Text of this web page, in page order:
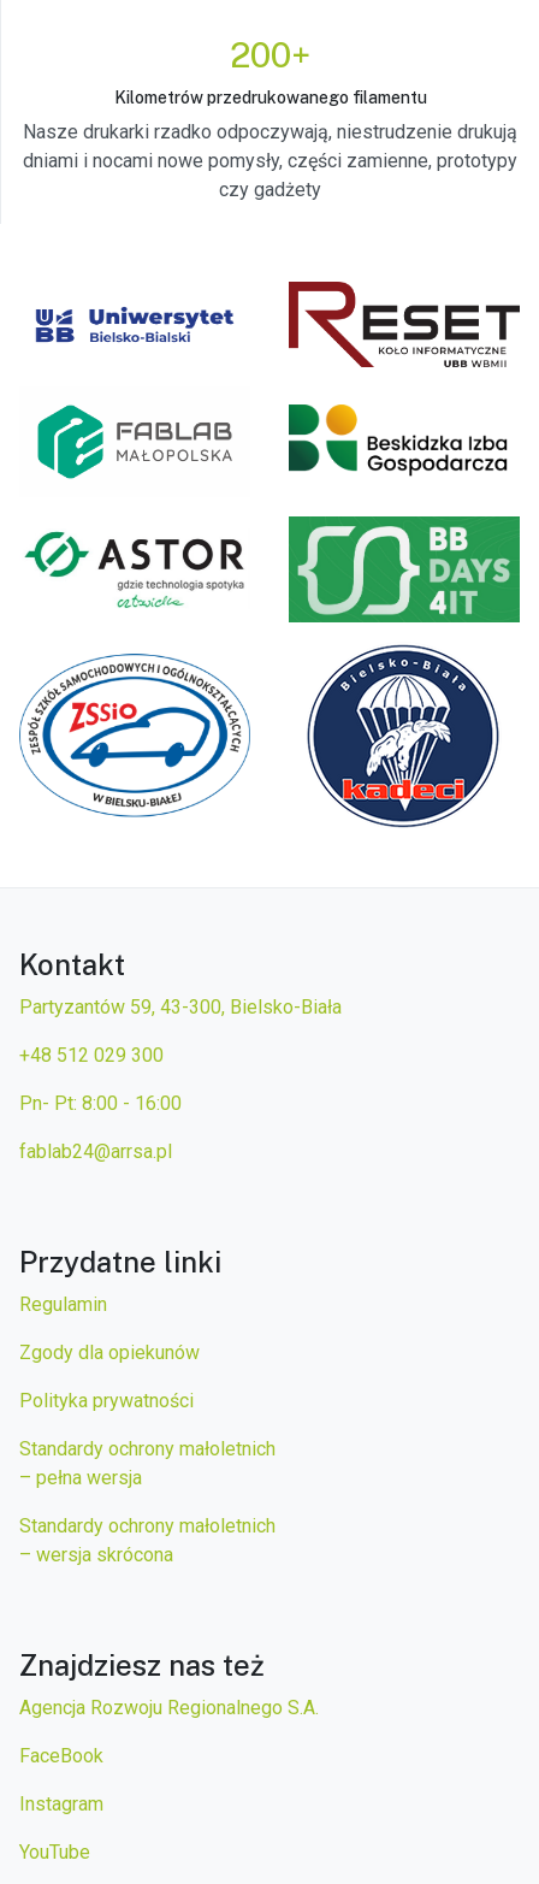
200+
Kilometrów przedrukowanego filamentu
Nasze drukarki rzadko odpoczywają, niestrudzenie drukują
dniami i nocami nowe pomysły, części zamienne, prototypy
czy gadżety
Kontakt
Partyzantów 59, 43-300, Bielsko-Biała
+48 512 029 300
Pn- Pt: 8:00 - 16:00
fablab24@arrsa.pl
Przydatne linki
Regulamin
Zgody dla opiekunów
Polityka prywatności
Standardy ochrony małoletnich
– pełna wersja
Standardy ochrony małoletnich
– wersja skrócona
Znajdziesz nas też
Agencja Rozwoju Regionalnego S.A.
FaceBook
Instagram
YouTube